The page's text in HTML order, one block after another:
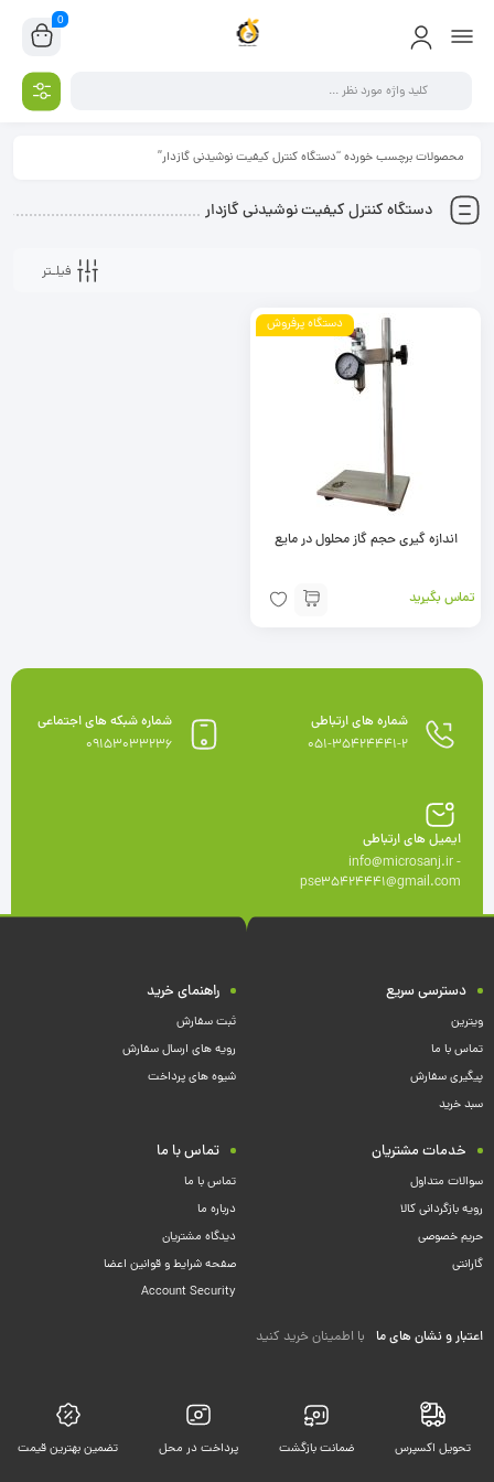
0
محصولات برچسب خورده “دستگاه کنترل کیفیت نوشیدنی گازدار”
دستگاه کنترل کیفیت نوشیدنی گازدار
فیلـتر
دستگاه پرفروش
اندازه گيری حجم گاز محلول در مايع
تماس بگیرید
شماره های ارتباطی
051-35424441-2
شماره شبکه های اجتماعی
09153033236
ایمیل های ارتباطی
info@microsanj.ir -
pse35424441@gmail.com
دسترسی سریع
ویترین
تماس با ما
پیگیری سفارش
سبد خرید
راهنمای خرید
ثبت سفارش
رویه های ارسال سفارش
شیوه های پرداخت
خدمات مشتریان
سوالات متداول
رویه بازگردانی کالا
حریم خصوصی
گارانتی
تماس با ما
تماس با ما
درباره ما
دیدگاه مشتریان
صفحه شرایط و قوانین اعضا
Account Security
اعتبار و نشان های ما با اطمینان خرید کنید
تحویل اکسپرس ضمانت بازگشت پرداخت در محل تضمین بهترین قیمت